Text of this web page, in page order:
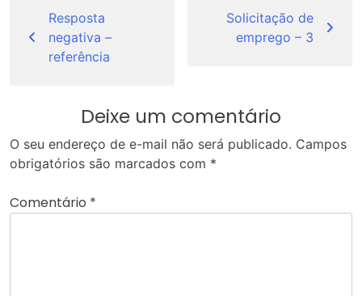
Post
Resposta
negativa –
referência
Solicitação de
emprego – 3
Deixe um comentário
O seu endereço de e-mail não será publicado. Campos
obrigatórios são marcados com *
Comentário *